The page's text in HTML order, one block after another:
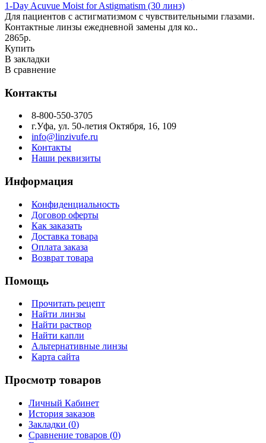
1-Day Acuvue Moist for Astigmatism (30 линз)
Для пациентов с астигматизмом с чувствительными глазами.
Контактные линзы ежедневной замены для ко..
2865р.
Купить
В закладки
В сравнение
Контакты
8-800-550-3705
г.Уфа, ул. 50-летия Октября, 16, 109
info@linzivufe.ru
Контакты
Наши реквизиты
Информация
Конфиденциальность
Договор оферты
Как заказать
Доставка товара
Оплата заказа
Возврат товара
Помощь
Прочитать рецепт
Найти линзы
Найти раствор
Найти капли
Альтернативные линзы
Карта сайта
Просмотр товаров
Личный Кабинет
История заказов
Закладки (0)
Сравнение товаров (0)